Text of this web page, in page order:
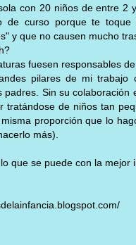
con 20 niños de entre 2
de curso porque te
y que no causen mucho
fuesen responsables de
pilares de mi trabajo
padres. Sin su colaboración
tratándose de niños tan
proporción que lo
más).
que se puede con la mejor